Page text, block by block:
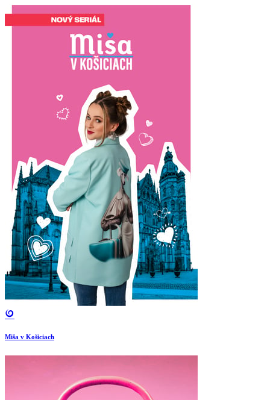
Miša v Košiciach